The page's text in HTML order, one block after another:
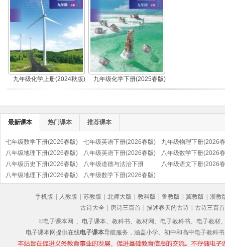
九年级化学上册(2024秋版) 九年级化学下册(2025春版)
最新课本 热门课本 推荐课本
七年级数学下册(2026春版) 七年级英语下册(2026春版)
九年级物理下册(2026
八年级地理下册(2026春版)
八年级英语下册(2026春版)
八年级数学下册(2026
八年级历史下册(2026春版)
(部编版)
八年级道德与法治下册
(2026春版)(部编版)
八年级语文下册(2026
八年级地理下册(2026春版) 八年级数学下册(2026春版)
手机版 人教版 苏教版 北师大版 教科版 鲁教版 冀教版
浙教
古诗大全
唐诗三百首 描述春天的古诗
古诗三百首
©电子课本网 、电子课本、教科书、教材网、电子教科书、电子教材
电子课本网提供在线电子课本导航服务，涵盖小学、初中和高中电子教科